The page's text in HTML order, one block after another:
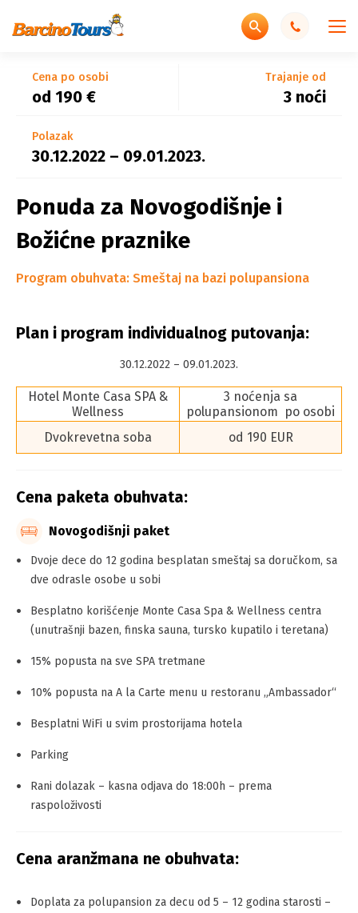
Wellness Hotel
Wellness Hotel
Cena po osobi
od 190 €
Trajanje od
3 noći
Polazak
30.12.2022 – 09.01.2023.
Ponuda za Novogodišnje i
Božićne praznike
Program obuhvata: Smeštaj na bazi polupansiona
Plan i program individualnog putovanja:
30.12.2022 – 09.01.2023.
Hotel Monte Casa SPA &
Wellness
3 noćenja sa
polupansionom po osobi
Dvokrevetna soba
od 190 EUR
Cena paketa obuhvata:
Novogodišnji paket
Dvoje dece do 12 godina besplatan smeštaj sa doručkom, sa
dve odrasle osobe u sobi
Besplatno korišćenje Monte Casa Spa & Wellness centra
(unutrašnji bazen, finska sauna, tursko kupatilo i teretana)
15% popusta na sve SPA tretmane
10% popusta na A la Carte menu u restoranu „Ambassador“
Besplatni WiFi u svim prostorijama hotela
Parking
Rani dolazak – kasna odjava do 18:00h – prema
raspoloživosti
Cena aranžmana ne obuhvata:
Doplata za polupansion za decu od 5 – 12 godina starosti –